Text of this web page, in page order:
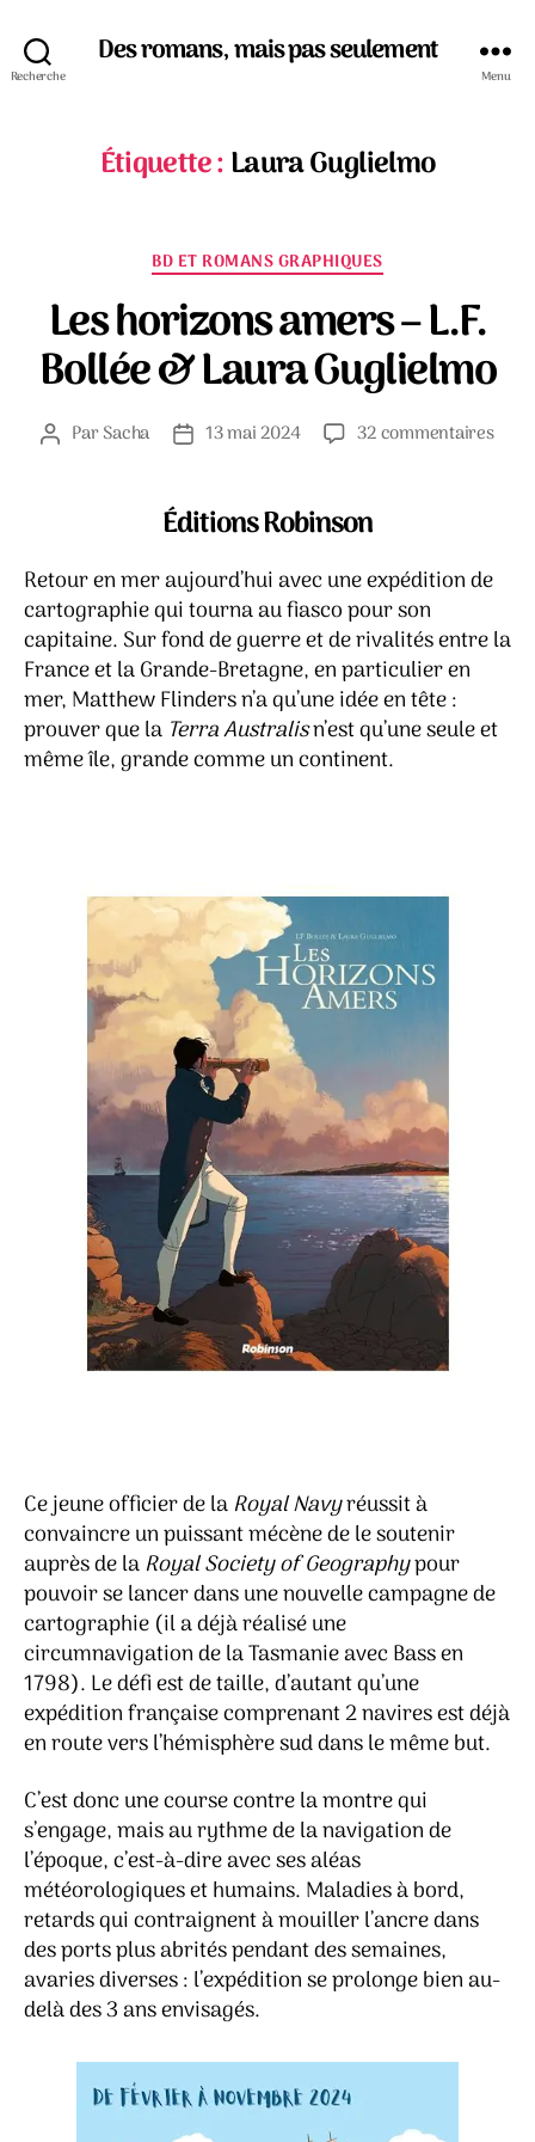
Recherche
Des romans, mais pas seulement
Menu
Étiquette :Laura Guglielmo
Catégories
BD ET ROMANS GRAPHIQUES
Les horizons amers – L.F.
Bollée & Laura Guglielmo
Auteur
ParSacha
Date13 mai 2024 32 commentairessur
Éditions Robinson
Retour en mer aujourd’hui avec une expédition de
cartographie qui tourna au fiasco pour son
capitaine. Sur fond de guerre et de rivalités entre la
France et la Grande-Bretagne, en particulier en
mer, Matthew Flinders n’a qu’une idée en tête :
prouver que la Terra Australisn’est qu’une seule et
même île, grande comme un continent.
Ce jeune officier de la Royal Navyréussit à
convaincre un puissant mécène de le soutenir
auprès de la Royal Society of Geographypour
pouvoir se lancer dans une nouvelle campagne de
cartographie (il a déjà réalisé une
circumnavigation de la Tasmanie avec Bass en
1798). Le défi est de taille, d’autant qu’une
expédition française comprenant 2 navires est déjà
en route vers l’hémisphère sud dans le même but.
C’est donc une course contre la montre qui
s’engage, mais au rythme de la navigation de
l’époque, c’est-à-dire avec ses aléas
météorologiques et humains. Maladies à bord,
retards qui contraignent à mouiller l’ancre dans
des ports plus abrités pendant des semaines,
avaries diverses : l’expédition se prolonge bien au-
delà des 3 ans envisagés.